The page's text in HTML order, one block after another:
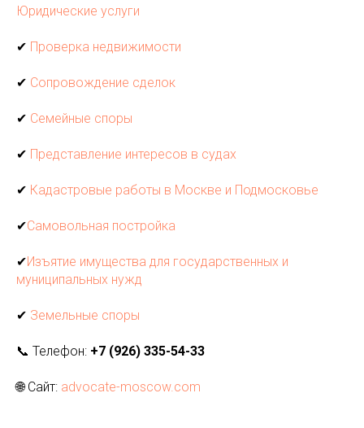
Юридические услуги
✔ Проверка недвижимости
✔ Сопровождение сделок
✔ Семейные споры
✔ Представление интересов в судах
✔ Кадастровые работы в Москве и Подмосковье
✔Самовольная постройка
✔Изъятие имущества для государственных и
муниципальных нужд
✔ Земельные споры
📞 Телефон: +7 (926) 335-54-33
🌐 Сайт: advocate-moscow.com